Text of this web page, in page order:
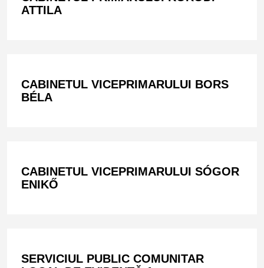
ATTILA
CABINETUL VICEPRIMARULUI BORS
BÉLA
CABINETUL VICEPRIMARULUI SÓGOR
ENIKŐ
SERVICIUL PUBLIC COMUNITAR